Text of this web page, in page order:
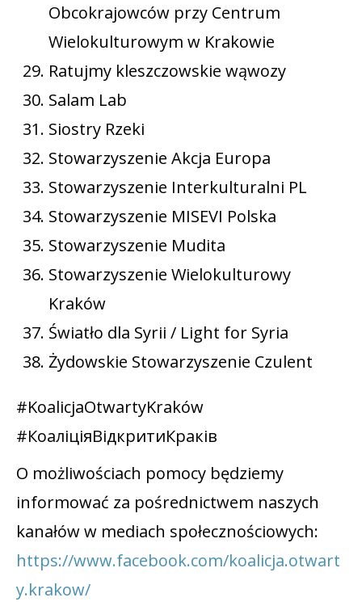
Obcokrajowców przy Centrum
Wielokulturowym w Krakowie
Ratujmy kleszczowskie wąwozy
Salam Lab
Siostry Rzeki
Stowarzyszenie Akcja Europa
Stowarzyszenie Interkulturalni PL
Stowarzyszenie MISEVI Polska
Stowarzyszenie Mudita
Stowarzyszenie Wielokulturowy
Kraków
Światło dla Syrii / Light for Syria
Żydowskie Stowarzyszenie Czulent
#KoalicjaOtwartyKraków
#КоаліціяВідкритиКраків
O możliwościach pomocy będziemy
informować za pośrednictwem naszych
kanałów w mediach społecznościowych:
https://www.facebook.com/koalicja.otwart
y.krakow/